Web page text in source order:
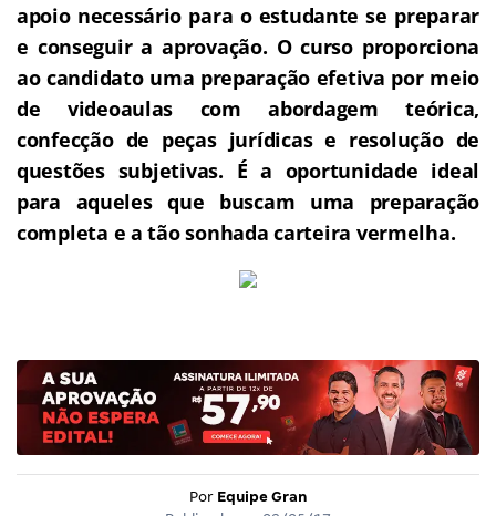
apoio necessário para o estudante se preparar
e conseguir a aprovação. O curso proporciona
ao candidato uma preparação efetiva por meio
de videoaulas com abordagem teórica,
confecção de peças jurídicas e resolução de
questões subjetivas. É a oportunidade ideal
para aqueles que buscam uma preparação
completa e a tão sonhada carteira vermelha.
Por Equipe Gran